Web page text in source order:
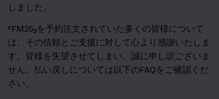
しました。
『FM25』を予約注文されていた多くの皆様について
は、その信頼とご支援に対して心より感謝いたしま
す。皆様を失望させてしまい、誠に申し訳ございま
せん。払い戻しについては以下のFAQをご確認くだ
さい。